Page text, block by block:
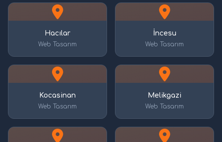
Hacılar
Web Tasarım
İncesu
Web Tasarım
Kocasinan
Web Tasarım
Melikgazi
Web Tasarım